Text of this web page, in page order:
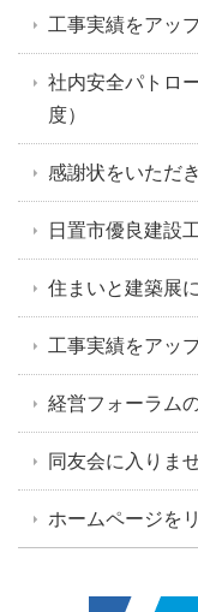
工事実績をアッ
社内安全パトロ
度）
感謝状をいただ
日置市優良建設
住まいと建築展
工事実績をアッ
経営フォーラム
同友会に入りま
ホームページを